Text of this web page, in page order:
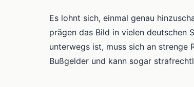
Es lohnt sich, einmal genau
prägen das Bild in vielen deutschen
unterwegs ist, muss sich an strenge
Bußgelder und kann sogar